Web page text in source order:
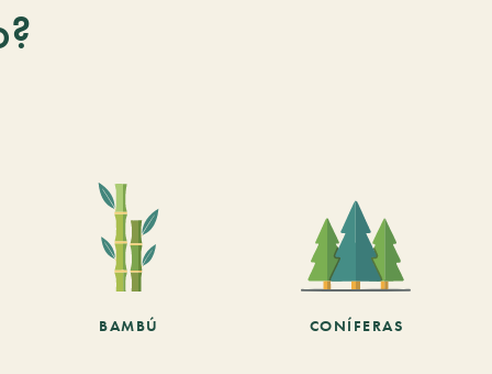
BAMBÚ CONÍFERAS